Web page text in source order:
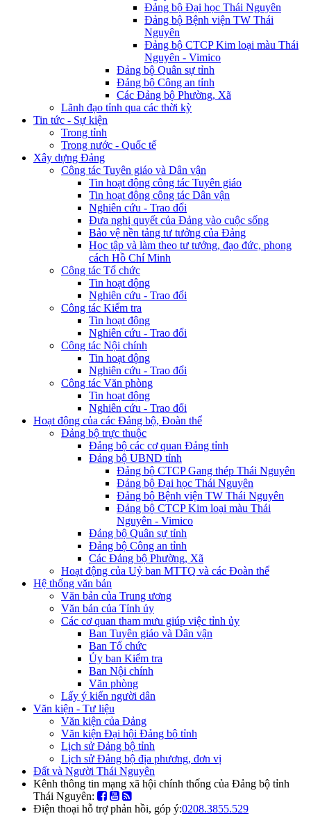
Đảng bộ Đại học Thái Nguyên
Đảng bộ Bệnh viện TW Thái
Nguyên
Đảng bộ CTCP Kim loại màu Thái
Nguyên - Vimico
Đảng bộ Quân sự tỉnh
Đảng bộ Công an tỉnh
Các Đảng bộ Phường, Xã
Lãnh đạo tỉnh qua các thời kỳ
Tin tức - Sự kiện
Trong tỉnh
Trong nước - Quốc tế
Xây dựng Đảng
Công tác Tuyên giáo và Dân vận
Tin hoạt động công tác Tuyên giáo
Tin hoạt động công tác Dân vận
Nghiên cứu - Trao đổi
Đưa nghị quyết của Đảng vào cuộc sống
Bảo vệ nền tảng tư tưởng của Đảng
Học tập và làm theo tư tưởng, đạo đức, phong
cách Hồ Chí Minh
Công tác Tổ chức
Tin hoạt động
Nghiên cứu - Trao đổi
Công tác Kiểm tra
Tin hoạt động
Nghiên cứu - Trao đổi
Công tác Nội chính
Tin hoạt động
Nghiên cứu - Trao đổi
Công tác Văn phòng
Tin hoạt động
Nghiên cứu - Trao đổi
Hoạt động của các Đảng bộ, Đoàn thể
Đảng bộ trực thuộc
Đảng bộ các cơ quan Đảng tỉnh
Đảng bộ UBND tỉnh
Đảng bộ CTCP Gang thép Thái Nguyên
Đảng bộ Đại học Thái Nguyên
Đảng bộ Bệnh viện TW Thái Nguyên
Đảng bộ CTCP Kim loại màu Thái
Nguyên - Vimico
Đảng bộ Quân sự tỉnh
Đảng bộ Công an tỉnh
Các Đảng bộ Phường, Xã
Hoạt động của Uỷ ban MTTQ và các Đoàn thể
Hệ thống văn bản
Văn bản của Trung ương
Văn bản của Tỉnh ủy
Các cơ quan tham mưu giúp việc tỉnh ủy
Ban Tuyên giáo và Dân vận
Ban Tổ chức
Ủy ban Kiểm tra
Ban Nội chính
Văn phòng
Lấy ý kiến người dân
Văn kiện - Tư liệu
Văn kiện của Đảng
Văn kiện Đại hội Đảng bộ tỉnh
Lịch sử Đảng bộ tỉnh
Lịch sử Đảng bộ địa phương, đơn vị
Đất và Người Thái Nguyên
Kênh thông tin mạng xã hội chính thống của Đảng bộ tỉnh
Thái Nguyên:
Điện thoại hỗ trợ phản hồi, góp ý:0208.3855.529